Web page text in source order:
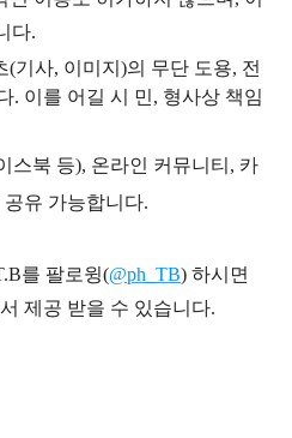
다.
기사, 이미지)의 무단 도용, 전
. 이를 어길 시 민, 형사상 책임
스북 등), 온라인 커뮤니티, 카
유 가능합니다.
를 팔로윙(@ph_TB) 하시면
제공 받을 수 있습니다.